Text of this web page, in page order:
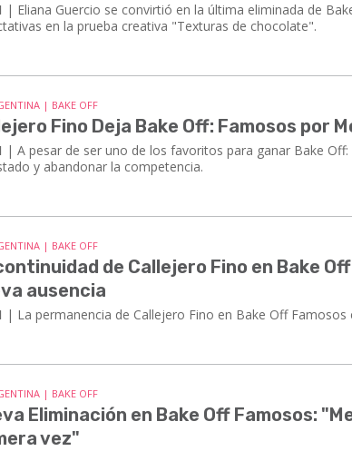
| Eliana Guercio se convirtió en la última eliminada de
en la prueba creativa "Texturas de chocolate".
| BAKE OFF
Fino Deja Bake Off: Famosos por
| A pesar de ser uno de los favoritos para ganar Bake
y abandonar la competencia.
| BAKE OFF
de Callejero Fino en Bake
ausencia
| La permanencia de Callejero Fino en Bake Off Famosos
| BAKE OFF
Eliminación en Bake Off Famosos:
vez"